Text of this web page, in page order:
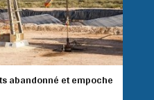
abandonné et empoche